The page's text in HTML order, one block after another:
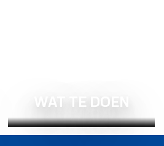
WAT TE DOEN